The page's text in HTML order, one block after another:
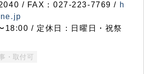
/ FAX：027-223-7769 / h
18:00 / 定休日：日曜日・祝祭
・取付可